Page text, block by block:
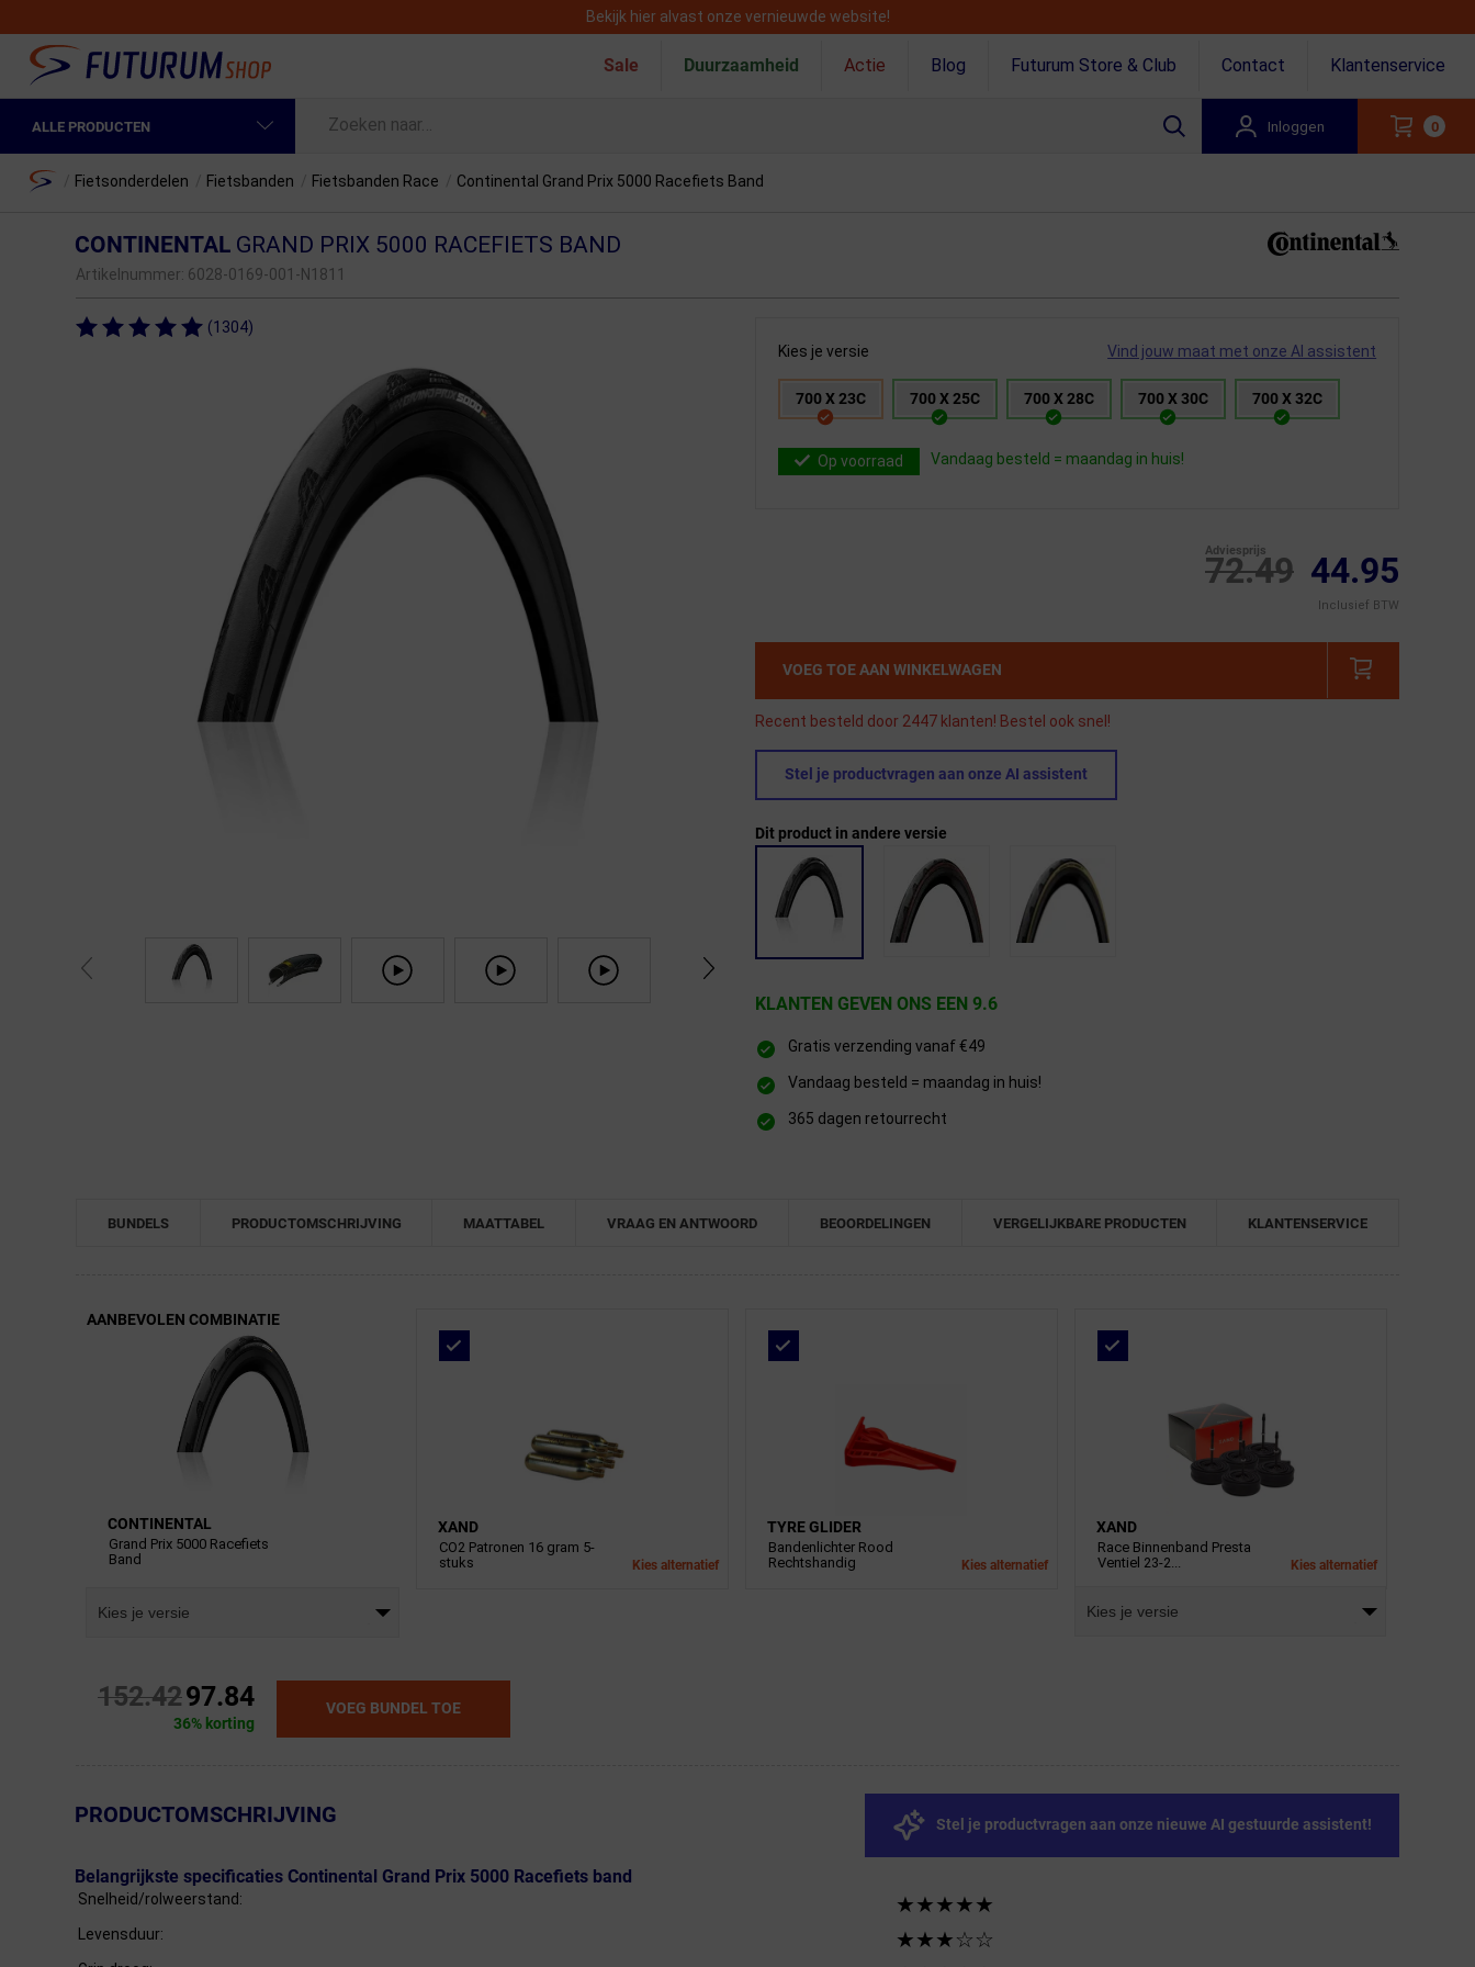
Bekijk hier alvast onze vernieuwde website!
Sale Duurzaamheid Actie Blog Futurum Store & Club Contact Klantenservice
ALLE PRODUCTEN
Fietskleding Heren
Fietsonderdelen
Overige sporten & cadeaubon
Nieuw bij FuturumShop...
Inloggen 0
Home Fietsonderdelen Fietsbanden Fietsbanden Race Continental Grand Prix 5000 Racefiets Band
CONTINENTALGRAND PRIX 5000 RACEFIETS BAND
Artikelnummer: 6028-0169-001-N1811
(1304)
Kies je versie
Vind jouw maat met onze AI assistent
700 X 23C 700 X 25C 700 X 28C 700 X 30C 700 X 32C
Op voorraad Vandaag besteld = maandag in huis!
72.49
Adviesprijs 44.95
Inclusief BTW
VOEG TOE AAN WINKELWAGEN
Recent besteld door 2447 klanten! Bestel ook snel!
Stel je productvragen aan onze AI assistent
Dit product in andere versie
KLANTEN GEVEN ONS EEN 9.6
Gratis verzending vanaf €49
Vandaag besteld = maandag in huis!
365 dagen retourrecht
BUNDELS PRODUCTOMSCHRIJVING MAATTABEL VRAAG EN ANTWOORD BEOORDELINGEN VERGELIJKBARE PRODUCTEN KLANTENSERVICE
AANBEVOLEN COMBINATIE
CONTINENTAL
Grand Prix 5000 Racefiets
Band
Kies je versie
XAND
CO2 Patronen 16 gram 5-
stuks
Kies alternatief
TYRE GLIDER
Bandenlichter Rood
Rechtshandig
Kies alternatief
XAND
Race Binnenband Presta
Ventiel 23-2...
Kies alternatief
Kies je versie
152.4297.84
36% korting
VOEG BUNDEL TOE
← Terug naar productnavigatie
PRODUCTOMSCHRIJVING Stel je productvragen aan onze nieuwe AI gestuurde assistent!
Belangrijkste specificaties Continental Grand Prix 5000 Racefiets band
Snelheid/rolweerstand: ★★★★★
Levensduur: ★★★☆☆